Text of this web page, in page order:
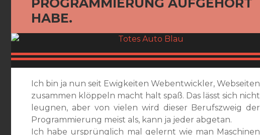
PROGRAMMIERUNG AUFGEHÖRT
HABE.
Ich bin ja nun seit Ewigkeiten Webentwickler, Webseiten
zusammen klöppeln macht halt spaß. Das lässt sich nicht
leugnen, aber von vielen wird dieser Berufszweig der
Programmierung meist als, kann ja jeder abgetan.
Ich habe ursprünglich mal gelernt wie man Maschinen